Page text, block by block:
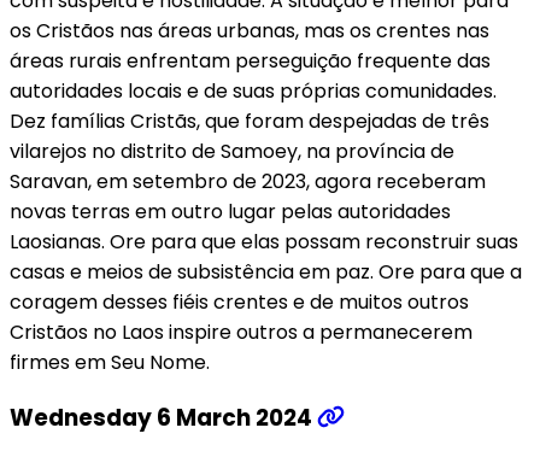
os Cristãos nas áreas urbanas, mas os crentes nas
áreas rurais enfrentam perseguição frequente das
autoridades locais e de suas próprias comunidades.
Dez famílias Cristãs, que foram despejadas de três
vilarejos no distrito de Samoey, na província de
Saravan, em setembro de 2023, agora receberam
novas terras em outro lugar pelas autoridades
Laosianas. Ore para que elas possam reconstruir suas
casas e meios de subsistência em paz. Ore para que a
coragem desses fiéis crentes e de muitos outros
Cristãos no Laos inspire outros a permanecerem
firmes em Seu Nome.
Wednesday 6 March 2024